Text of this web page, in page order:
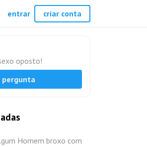
oposto!
pergunta
Homem broxo com
entrar criar conta